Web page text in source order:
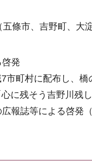
條市、吉野町、大
発
市町村に配布し、橋
に残そう吉野川残
報誌等による啓発